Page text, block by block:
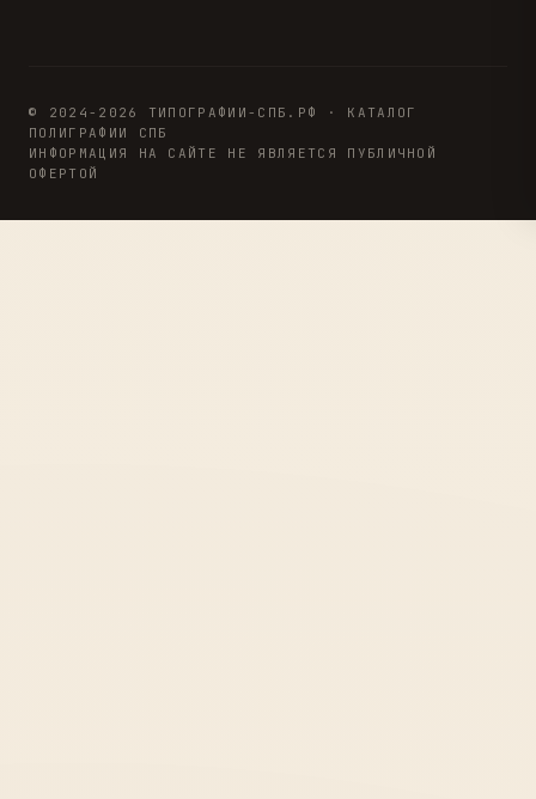
© 2024-2026 ТИПОГРАФИИ-СПБ.РФ · КАТАЛОГ
ПОЛИГРАФИИ СПБ
ИНФОРМАЦИЯ НА САЙТЕ НЕ ЯВЛЯЕТСЯ ПУБЛИЧНОЙ
ОФЕРТОЙ